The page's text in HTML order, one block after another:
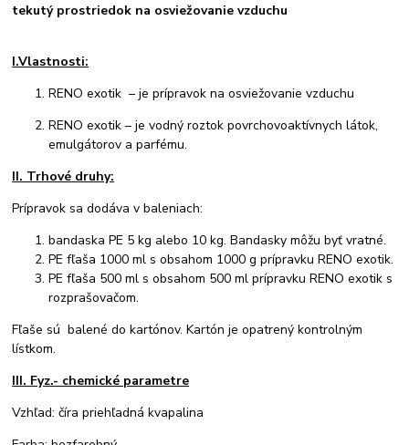
tekutý prostriedok na osviežovanie vzduchu
I.Vlastnosti:
RENO exotik – je prípravok na osviežovanie vzduchu
RENO exotik – je vodný roztok povrchovoaktívnych látok,
emulgátorov a parfému.
II. Trhové druhy:
Prípravok sa dodáva v baleniach:
bandaska PE 5 kg alebo 10 kg. Bandasky môžu byť vratné.
PE fľaša 1000 ml s obsahom 1000 g prípravku RENO exotik.
PE fľaša 500 ml s obsahom 500 ml prípravku RENO exotik s
rozprašovačom.
Fľaše sú balené do kartónov. Kartón je opatrený kontrolným
lístkom.
III. Fyz.- chemické parametre
Vzhľad: číra priehľadná kvapalina